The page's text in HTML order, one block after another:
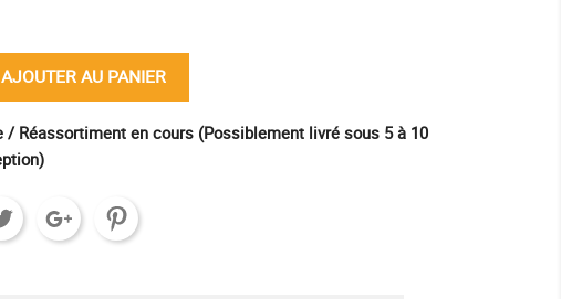
AJOUTER AU PANIER
/ Réassortiment en cours (Possiblement livré sous 5 à 10